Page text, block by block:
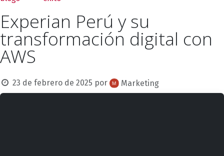
Experian Perú y su
transformación digital con
AWS
23 de febrero de 2025 por Marketing